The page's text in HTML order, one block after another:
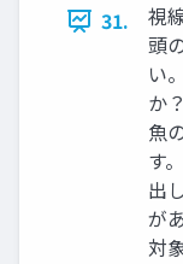
31.
視
頭
い
か
魚
す
出
が
対